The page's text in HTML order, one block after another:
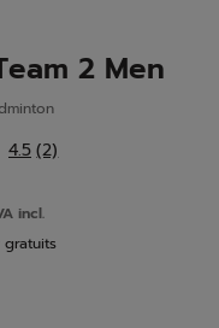
2 Men
4.5 Lire
Lien
sur
la
(2)
incl.